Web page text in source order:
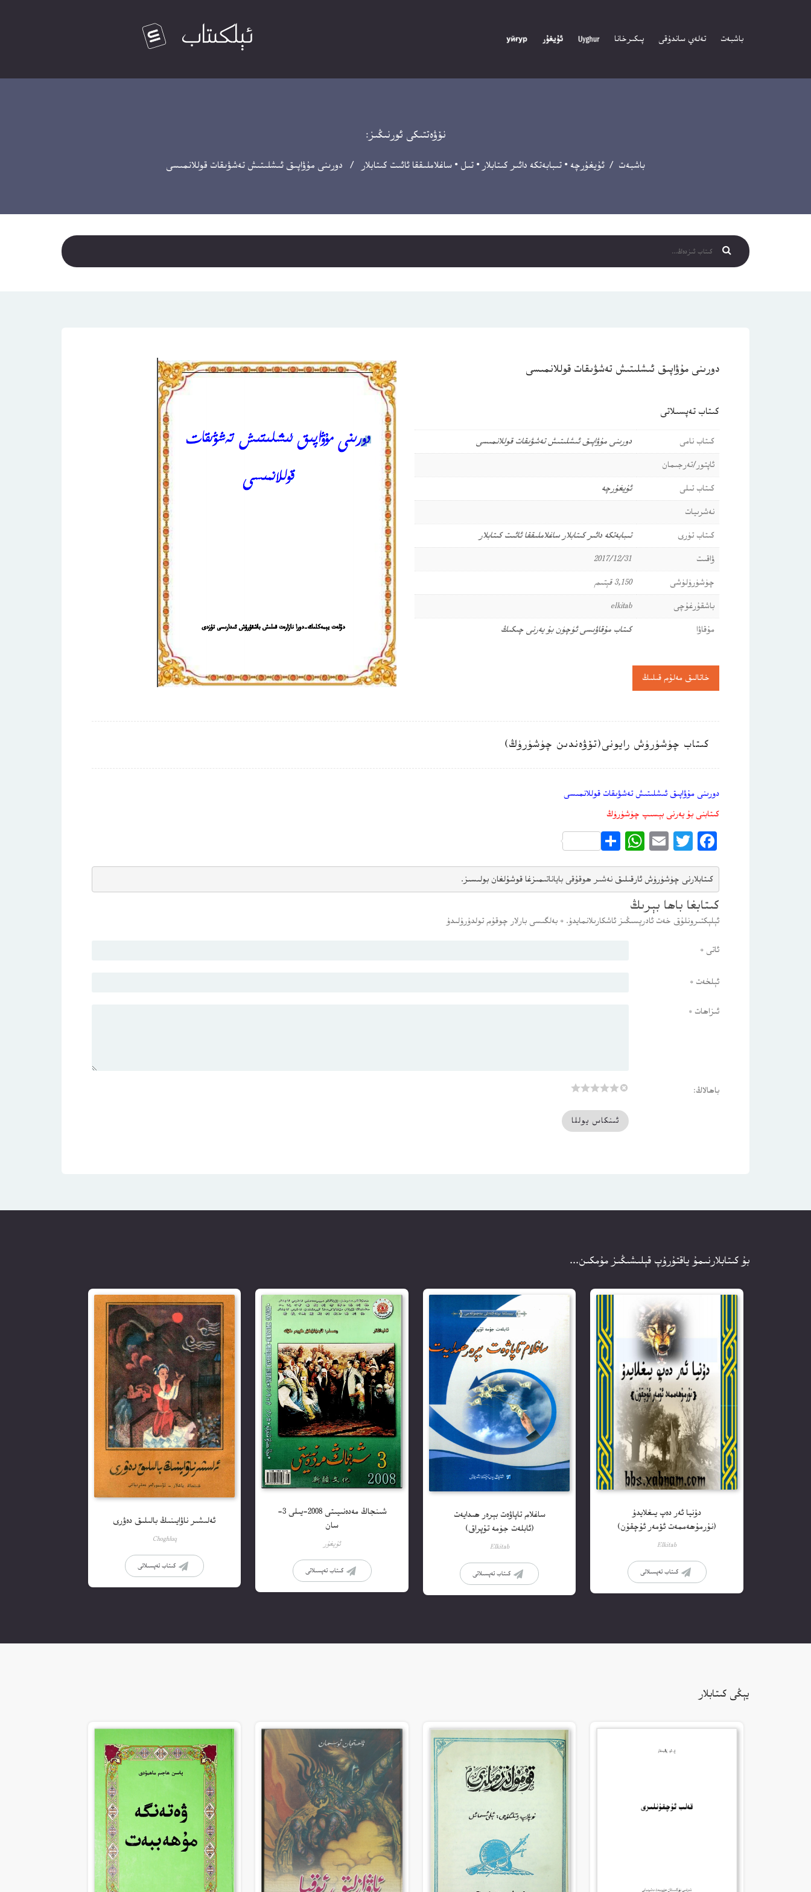
باشبەت تەلەي ساندۇقى پىكىرخانا
نۆۋەتتىكى ئورنىڭىز:
باشبەت / ئۇيغۇرچە • تىبابەتكە دائىر كىتابلار • تىل • ساغلاملىققا ئائىت كىتابلار / دورىنى مۇۋاپىق ئىشلىتىش تەشۋىقات قوللانمىسى
دورىنى مۇۋاپىق ئىشلىتىش تەشۋىقات قوللانمىسى
كىتاب تەپسىلاتى
كىتاب نامى
دورىنى مۇۋاپىق ئىشلىتىش تەشۋىقات قوللانمىسى
ئاپتور/تەرجىمان
كىتاب تىلى
ئۇيغۇرچە
نەشرىيات
كىتاب تۈرى
تىبابەتكە دائىر كىتابلار ساغلاملىققا ئائىت كىتابلار
ۋاقىت
2017/12/31
چۈشۈرۈلۈشى
3,150 قېتىم
باشقۇرغۇچى
elkitab
مۇقاۋا
كىتاب مۇقاۋىسى ئۈچۈن بۇ يەرنى چىكىڭ
خاتالىق مەلۇم قىلىڭ
كىتاب چۈشۈرۈش رايونى(تۆۋەندىن چۈشۈرۈڭ)
دورىنى مۇۋاپىق ئىشلىتىش تەشۋىقات قوللانمىسى
كىتابنى بۇ يەرنى بېسىپ چۈشۈرۈڭ
Facebook
Twitter
Email
WhatsApp
Share
كىتابلارنى چۈشۈرۈش ئارقىلىق نەشىر ھوقۇقى باياناتىمىزغا قوشۇلغان بولىسىز.
كىتابغا باھا بېرىڭ
ئېلېكتىرونلۇق خەت ئادرېسىڭىز ئاشكارىلانمايدۇ. * بەلگىسى بارلار چوقۇم تولدۇرۇلىدۇ
ئاتى *
ئېلخەت *
ئىزاھات *
باھالاڭ:
بۇ كىتابلارنىمۇ ياقتۇرۇپ قېلىشىڭىز مۇمكىن...
دۇنيا ئەر دەپ يىغلايدۇ
(نۇرمۇھەممەت ئۆمەر ئۇچقۇن)
Elkitab
كىتاب تەپسىلاتى
ساغلام تاپاۋەت بېرەر ھىدايەت
(ئابلەت جۈمە تۇپراق)
Elkitab
كىتاب تەپسىلاتى
شىنجاڭ مەدەنىيىتى 2008-يىلى 3-
سان
ئۇيغۇر
كىتاب تەپسىلاتى
ئەلىشىر ناۋايىنىڭ بالىلىق دەۋرى
Choghluq
كىتاب تەپسىلاتى
يېڭى كىتابلار